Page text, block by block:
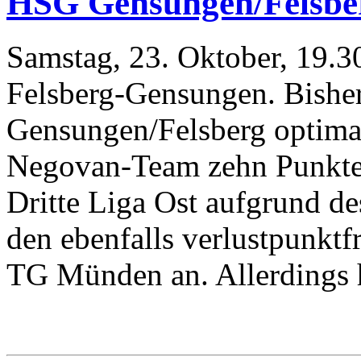
Samstag, 23. Oktober,
Felsberg-Gensungen.
Gensungen/Felsberg
Negovan-Team zehn
Dritte Liga Ost aufgrund
den ebenfalls
TG Münden an.